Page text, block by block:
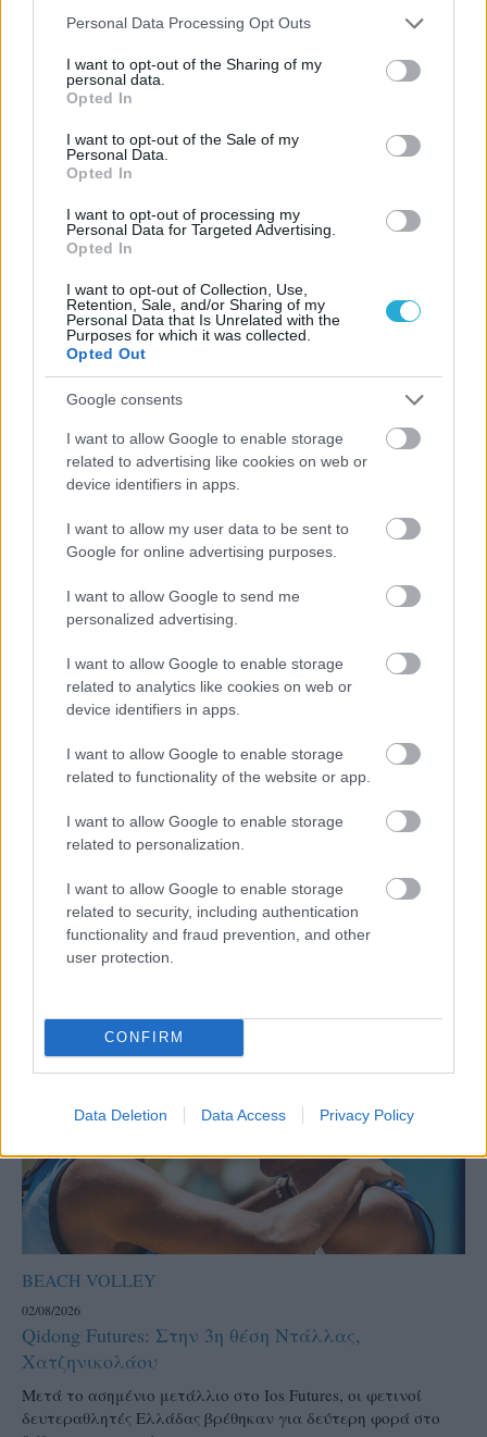
Please note that this website/app uses one or more Google
not limited to your visit or usage behaviour. You may click to
grant or deny consent to Google and its third-party tags to
use your data for below specified purposes in below Google
consent section.
Personal Data Processing Opt Outs
I want to opt-out of the Sharing of my
personal data.
Opted In
I want to opt-out of the Sale of my
Personal Data.
Opted In
I want to opt-out of processing my
Personal Data for Targeted Advertising.
Opted In
I want to opt-out of Collection, Use,
Retention, Sale, and/or Sharing of my
Personal Data that Is Unrelated with the
Purposes for which it was collected.
Opted Out
Google consents
I want to allow Google to enable storage
related to advertising like cookies on web or
device identifiers in apps.
I want to allow my user data to be sent to
Google for online advertising purposes.
I want to allow Google to send me
personalized advertising.
I want to allow Google to enable storage
related to analytics like cookies on web or
device identifiers in apps.
I want to allow Google to enable storage
related to functionality of the website or app.
I want to allow Google to enable storage
related to personalization.
I want to allow Google to enable storage
related to security, including authentication
functionality and fraud prevention, and other
user protection.
CONFIRM
Data Deletion Data Access Privacy Policy
Aκολουθήστε μας
παντού…
BEACH VOLLEY
02/08/2026
Qidong Futures: Στην 3η θέση Ντάλλας,
Χατζηνικολάου
Μετά το ασημένιο μετάλλιο στο Ios Futures, οι φετινοί
δευτεραθλητές Ελλάδας βρέθηκαν για δεύτερη φορά στο